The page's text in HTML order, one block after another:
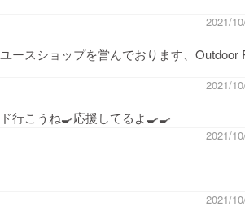
2021/
ースショップを営んでおります、Outdoor
業であり、親近感を覚えております。
ましょう！
2021/
行こうね🍳応援してるよ🍳🍳
2021/
2021/